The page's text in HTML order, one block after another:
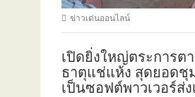
ข่าวเด่นออนไลน์
เปิดยิ่งใหญ่ตระการต
ธาตุแช่แห้ง สุดยอดชุ
เป็นซอฟต์พาวเวอร์ส่